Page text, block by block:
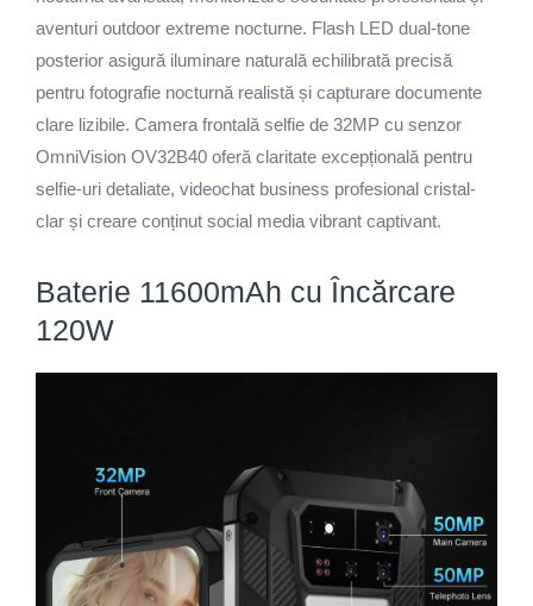
aventuri outdoor extreme nocturne. Flash LED dual-tone
posterior asigură iluminare naturală echilibrată precisă
pentru fotografie nocturnă realistă și capturare documente
clare lizibile. Camera frontală selfie de 32MP cu senzor
OmniVision OV32B40 oferă claritate excepțională pentru
selfie-uri detaliate, videochat business profesional cristal-
clar și creare conținut social media vibrant captivant.
Baterie 11600mAh cu Încărcare
120W